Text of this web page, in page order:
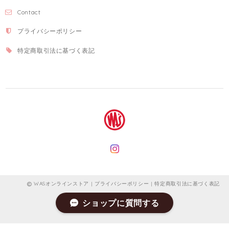
Contact
プライバシーポリシー
特定商取引法に基づく表記
WASオンラインストア | プライバシーポリシー |特定商取引法に基づく表記
ショップに質問する